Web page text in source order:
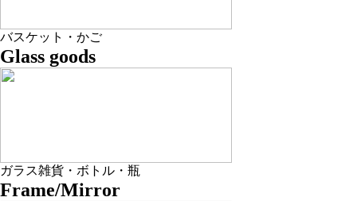
バスケット・かご
Glass goods
ガラス雑貨・ボトル・瓶
Frame/Mirror